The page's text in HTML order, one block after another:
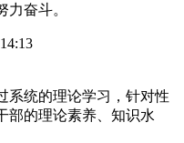
奋斗。
系统的理论学习，针对性
部的理论素养、知识水